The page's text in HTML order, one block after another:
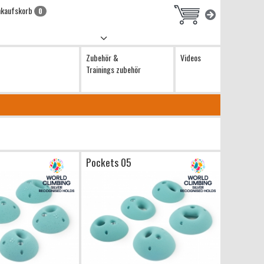
0
Zubehör &
Trainings zubehör
Videos
Pockets 05